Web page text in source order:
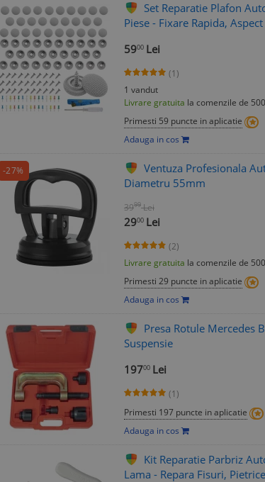
Set Reparatie Plafon
Piese - Fixare Rapida,
5900 Lei
(1)
1 vandut
Livrare gratuita la comenzile de
Primesti 59 puncte in aplicatie
Adauga in cos
-27%
Ventuza Profesionala
Diametru 55mm
3999 Lei
2900 Lei
(2)
Livrare gratuita la comenzile de
Primesti 29 puncte in aplicatie
Adauga in cos
Presa Rotule Mercedes
Suspensie
19700 Lei
(1)
Primesti 197 puncte in aplicatie
Adauga in cos
Kit Reparatie Parbriz
Lama - Repara Fisuri,